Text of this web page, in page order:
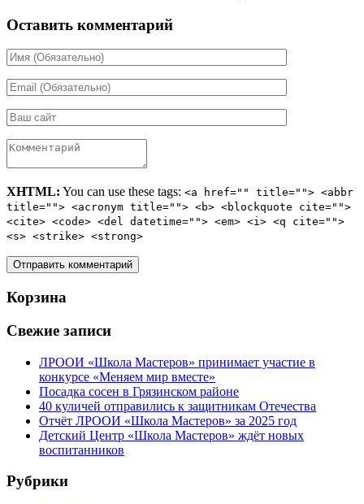
Оставить комментарий
XHTML: You can use these tags: <a href="" title=""> <abbr
title=""> <acronym title=""> <b> <blockquote cite="">
<cite> <code> <del datetime=""> <em> <i> <q cite="">
<s> <strike> <strong>
Корзина
Свежие записи
ЛРООИ «Школа Мастеров» принимает участие в
конкурсе «Меняем мир вместе»
Посадка сосен в Грязинском районе
40 куличей отправились к защитникам Отечества
Отчёт ЛРООИ «Школа Мастеров» за 2025 год
Детский Центр «Школа Мастеров» ждёт новых
воспитанников
Рубрики